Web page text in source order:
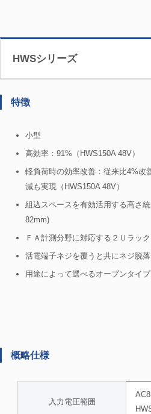
HWSシリーズ
特徴
小型
高効率：91%（HWS150A 48V）
軽負荷時の効率改善：従来比4%改
減も実現（HWS150A 48V）
組込スペースを有効活用する高さ
82mm)
ＦＡ計測分野に対応する２Ｕラッ
活電端子ネジを覆うと共にネジ脱
用途によって選べるオープンタイ
概略仕様
入力電圧範囲